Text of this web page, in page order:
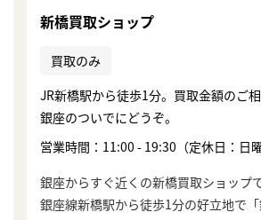
新橋買取ショップ
買取のみ
JR新橋駅から徒歩1分。買取金額のご相
銀座のついでにどうぞ。
営業時間：11:00 - 19:30（定休日：日曜
銀座からすぐ近くの新橋買取ショップ
銀座線新橋駅から徒歩1分の好立地で
まずは
かんたん30秒でお試